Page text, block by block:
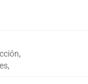
,
,